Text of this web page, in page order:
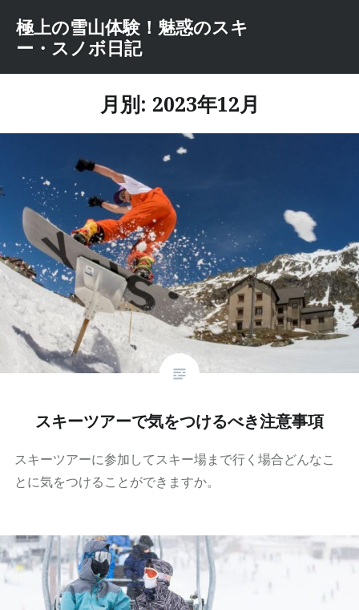
ン
ス
プ
極上の雪山体験！魅惑のスキ
ー・スノボ日記
月別: 2023年12月
スキーツアーで気をつけるべき注意事項
スキーツアーに参加してスキー場まで行く場合どんなこ
とに気をつけることができますか。